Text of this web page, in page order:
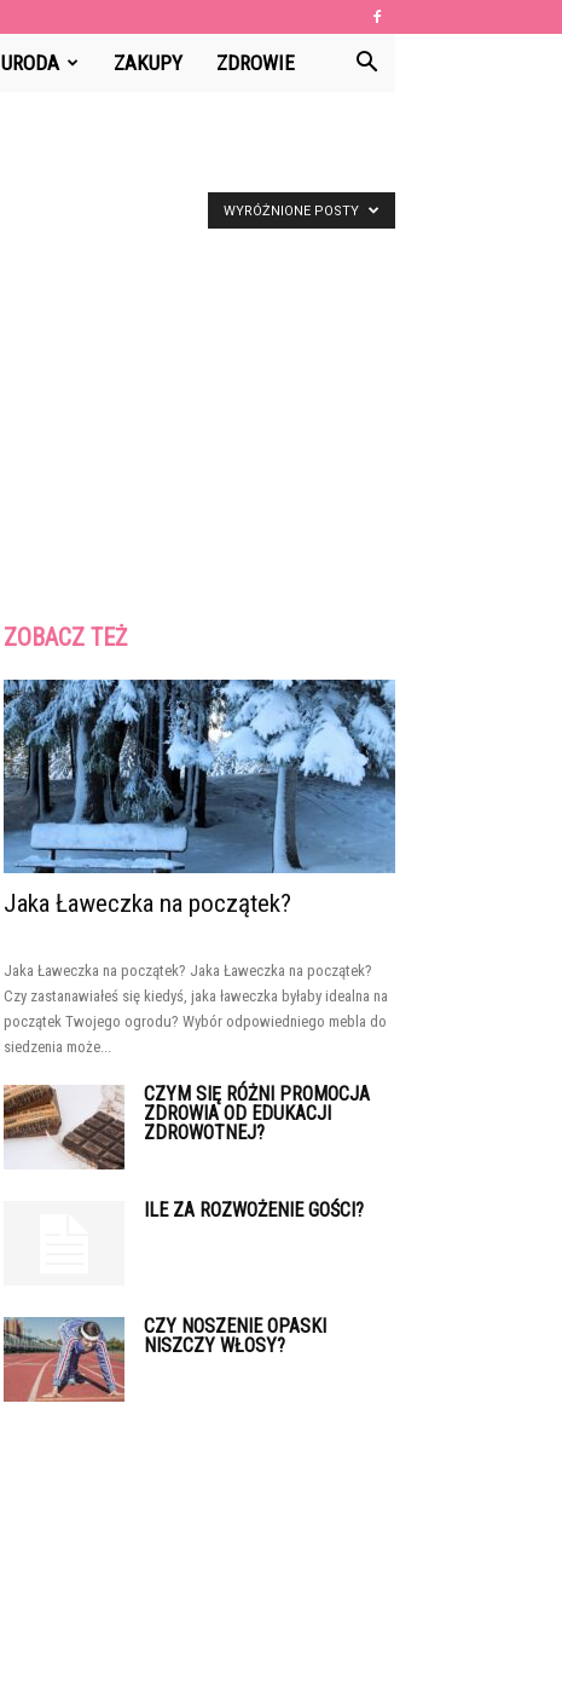
URODA ZAKUPY ZDROWIE
WYRÓŻNIONE POSTY
ZOBACZ TEŻ
Jaka Ławeczka na początek?
Jaka Ławeczka na początek? Jaka Ławeczka na początek?
Czy zastanawiałeś się kiedyś, jaka ławeczka byłaby idealna na
początek Twojego ogrodu? Wybór odpowiedniego mebla do
siedzenia może...
CZYM SIĘ RÓŻNI PROMOCJA
ZDROWIA OD EDUKACJI
ZDROWOTNEJ?
ILE ZA ROZWOŻENIE GOŚCI?
CZY NOSZENIE OPASKI
NISZCZY WŁOSY?